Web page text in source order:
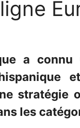
a
stratégie
les